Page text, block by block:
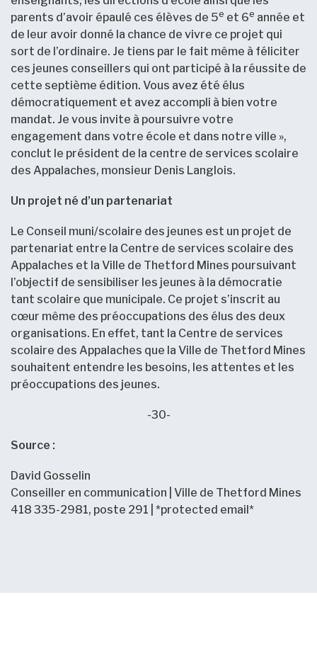
parents d’avoir épaulé ces élèves de 5e et 6e année et
de leur avoir donné la chance de vivre ce projet qui
sort de l’ordinaire. Je tiens par le fait même à féliciter
ces jeunes conseillers qui ont participé à la réussite de
cette septième édition. Vous avez été élus
démocratiquement et avez accompli à bien votre
mandat. Je vous invite à poursuivre votre
engagement dans votre école et dans notre ville »,
conclut le président de la centre de services scolaire
des Appalaches, monsieur Denis Langlois.
Un projet né d’un partenariat
Le Conseil muni/scolaire des jeunes est un projet de
partenariat entre la Centre de services scolaire des
Appalaches et la Ville de Thetford Mines poursuivant
l’objectif de sensibiliser les jeunes à la démocratie
tant scolaire que municipale. Ce projet s’inscrit au
cœur même des préoccupations des élus des deux
organisations. En effet, tant la Centre de services
scolaire des Appalaches que la Ville de Thetford Mines
souhaitent entendre les besoins, les attentes et les
préoccupations des jeunes.
-30-
Source :
David Gosselin
Conseiller en communication | Ville de Thetford Mines
418 335-2981, poste 291 | *protected email*